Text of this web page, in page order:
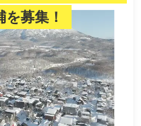
募集！